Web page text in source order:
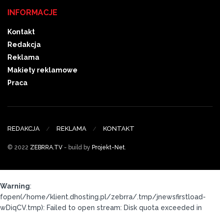
INFORMACJE
Kontakt
Redakcja
Reklama
Makiety reklamowe
Praca
REDAKCJA REKLAMA KONTAKT
© 2022 ZEBRRA.TV - build by Projekt-Net.
Warning:
fopen(/home/klient.dhosting.pl/zebrra/.tmp/jnewsfirstload-
wDiqCV.tmp): Failed to open stream: Disk quota exceeded in